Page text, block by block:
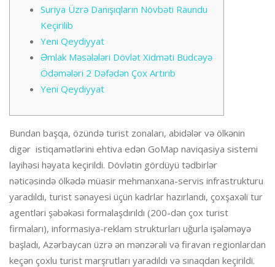
Suriya Üzrə Danışıqların Növbəti Raundu
Keçirilib
Yeni Qeydiyyat
Əmlak Məsələləri Dövlət Xidməti Büdcəyə
Ödəmələri 2 Dəfədən Çox Artırıb
Yeni Qeydiyyat
Bundan başqa, özündə turist zonaları, abidələr və ölkənin
digər istiqamətlərini ehtiva edən GoMap naviqasiya sistemi
layihəsi həyata keçirildi. Dövlətin gördüyü tədbirlər
nəticəsində ölkədə müasir mehmanxana-servis infrastrukturu
yaradıldı, turist sənayesi üçün kadrlar hazırlandı, çoxşaxəli tur
agentləri şəbəkəsi formalaşdırıldı (200-dən çox turist
firmaları), informasiya-reklam strukturları uğurla işələməyə
başladı, Azərbaycan üzrə ən mənzərəli və firavan regionlardan
keçən çoxlu turist marşrutları yaradıldı və sınaqdan keçirildi.